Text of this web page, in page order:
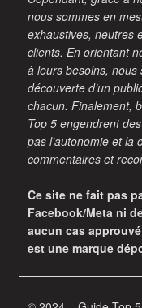
nous sommes en
exhaustives, neutres
clients. En orientant
à leurs besoins,
découverte d’un
chacun. Finalement,
Top 5 engendrent
pas l’autonomie et la
commentaires et
Ce site ne fait pas
Facebook/Meta ni
aucun cas
est une marque